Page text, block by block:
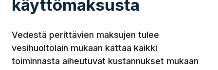
käyttömaksusta
Vedestä perittävien maksujen tulee
vesihuoltolain mukaan kattaa kaikki
toiminnasta aiheutuvat kustannukset mukaan